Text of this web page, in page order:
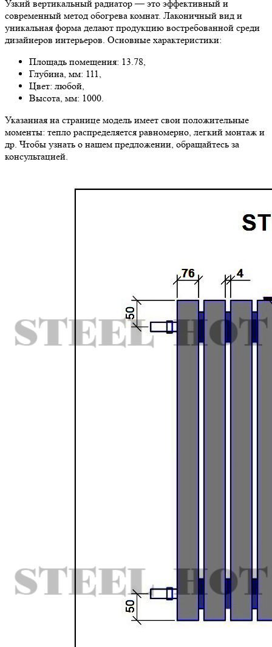
Узкий вертикальный радиатор — это эффективный и
современный метод обогрева комнат. Лаконичный вид и
уникальная форма делают продукцию востребованной среди
дизайнеров интерьеров. Основные характеристики:
Площадь помещения: 13.78,
Глубина, мм: 111,
Цвет: любой,
Высота, мм: 1000.
Указанная на странице модель имеет свои положительные
моменты: тепло распределяется равномерно, легкий монтаж и
др. Чтобы узнать о нашем предложении, обращайтесь за
консультацией.